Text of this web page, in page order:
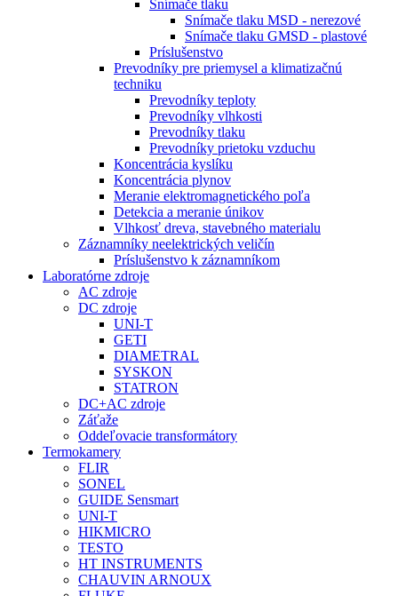
Snímače tlaku
Snímače tlaku MSD - nerezové
Snímače tlaku GMSD - plastové
Príslušenstvo
Prevodníky pre priemysel a klimatizačnú
techniku
Prevodníky teploty
Prevodníky vlhkosti
Prevodníky tlaku
Prevodníky prietoku vzduchu
Koncentrácia kyslíku
Koncentrácia plynov
Meranie elektromagnetického poľa
Detekcia a meranie únikov
Vlhkosť dreva, stavebného materialu
Záznamníky neelektrických veličín
Príslušenstvo k záznamníkom
Laboratórne zdroje
AC zdroje
DC zdroje
UNI-T
GETI
DIAMETRAL
SYSKON
STATRON
DC+AC zdroje
Záťaže
Oddeľovacie transformátory
Termokamery
FLIR
SONEL
GUIDE Sensmart
UNI-T
HIKMICRO
TESTO
HT INSTRUMENTS
CHAUVIN ARNOUX